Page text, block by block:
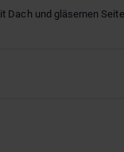
Dach und gläsernen